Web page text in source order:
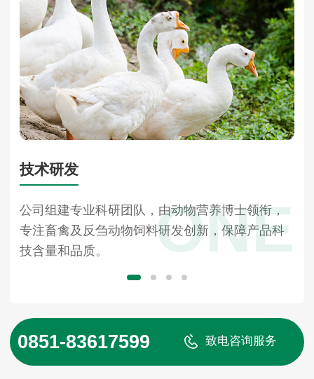
技术研发
公司组建专业科研团队，由动物营养博士领衔，
专注畜禽及反刍动物饲料研发创新，保障产品科
技含量和品质。
ONE
0851-83617599 致电咨询服务